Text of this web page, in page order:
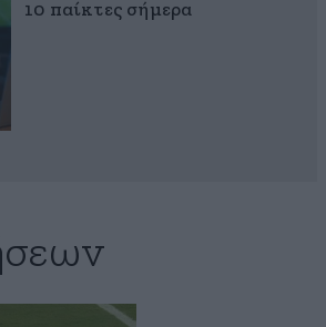
10 παίκτες σήμερα